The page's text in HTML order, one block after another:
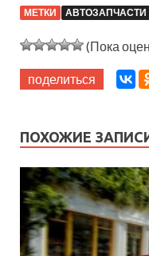
МЕТКИ АВТОЗАПЧАСТИ
(Пока
поделиться
ПОХОЖИЕ